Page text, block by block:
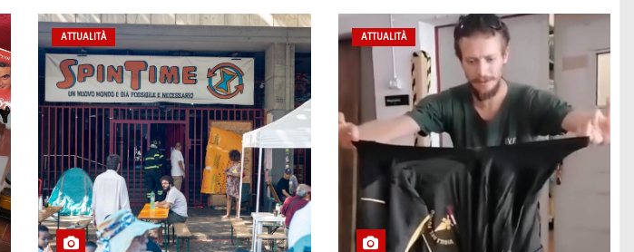
ATTUALITÀ ATTUALITÀ